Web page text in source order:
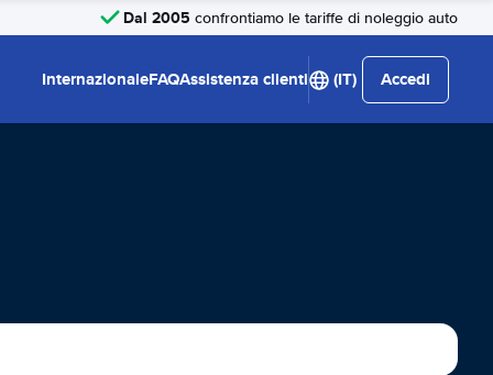
Dal 2005 confrontiamo le tariffe di noleggio auto
InternazionaleFAQAssistenza clienti (IT) Accedi